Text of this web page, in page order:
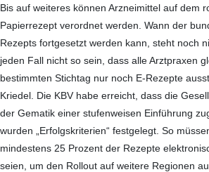
Bis auf weiteres können Arzneimittel auf dem
Papierrezept verordnet werden. Wann der
Rezepts fortgesetzt werden kann, steht noch
jeden Fall nicht so sein, dass alle Arztpraxen
bestimmten Stichtag nur noch E-Rezepte
Kriedel. Die KBV habe erreicht, dass die
der Gematik einer stufenweisen Einführung
wurden „Erfolgskriterien“ festgelegt. So
mindestens 25 Prozent der Rezepte
seien, um den Rollout auf weitere Regionen